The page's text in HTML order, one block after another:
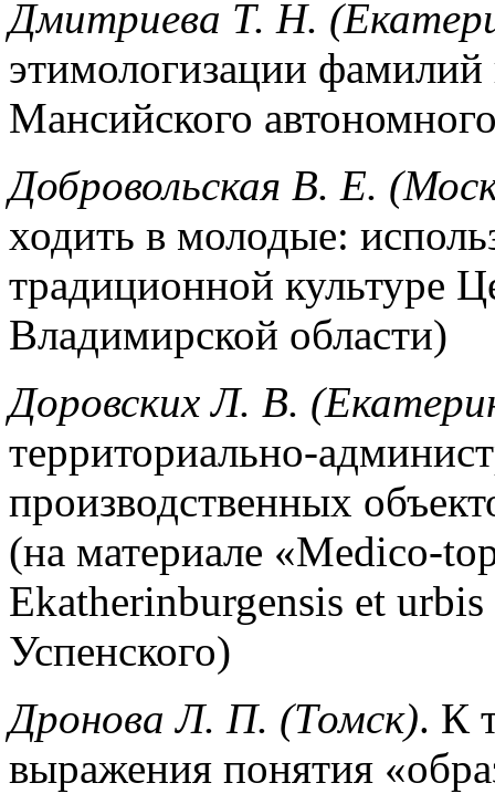
Дмитриева Т. Н.
этимологизации
Мансийского
Добровольская В. Е.
ходить в молодые:
традиционной культуре
Владимирской области)
Доровских Л. В.
территориально-
производственных
(на материале «Medico-
Ekatherinburgensis et
Успенского)
Дронова Л. П. (Томск). К
выражения понятия